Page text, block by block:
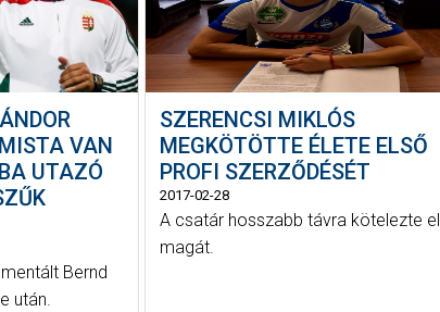
VAN
UTAZÓ
Bernd
után.
SZERENCSI MIKLÓS
MEGKÖTÖTTE ÉLETE ELSŐ
PROFI SZERZŐDÉSÉT
2017-02-28
A csatár hosszabb távra kötelezte el
magát.